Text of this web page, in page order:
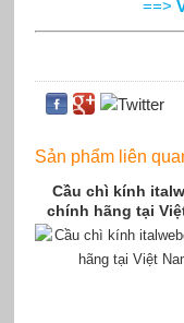
==>
Sản phẩm liên
Cầu chì kính
chính hãng tại